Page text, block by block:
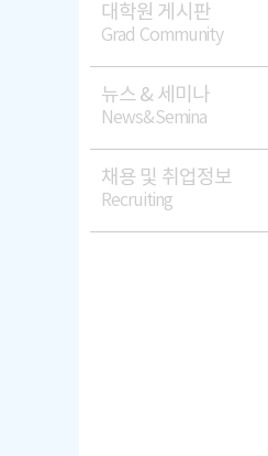
대학원 게시판
Grad Community
뉴스 & 세미나
News&Semina
채용 및 취업정보
Recruiting